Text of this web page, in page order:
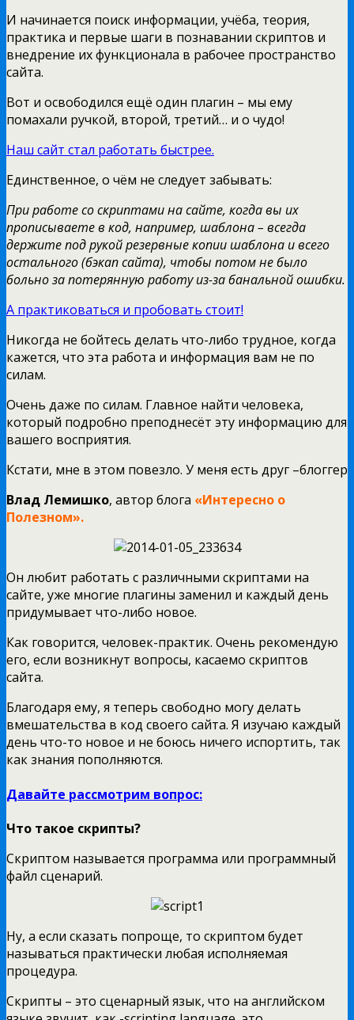
И начинается поиск информации, учёба, теория,
практика и первые шаги в познавании скриптов и
внедрение их функционала в рабочее пространство
сайта.
Вот и освободился ещё один плагин – мы ему
помахали ручкой, второй, третий… и о чудо!
Наш сайт стал работать быстрее.
Единственное, о чём не следует забывать:
При работе со скриптами на сайте, когда вы их
прописываете в код, например, шаблона – всегда
держите под рукой резервные копии шаблона и всего
остального (бэкап сайта), чтобы потом не было
больно за потерянную работу из-за банальной ошибки.
А практиковаться и пробовать стоит!
Никогда не бойтесь делать что-либо трудное, когда
кажется, что эта работа и информация вам не по
силам.
Очень даже по силам. Главное найти человека,
который подробно преподнесёт эту информацию для
вашего восприятия.
Кстати, мне в этом повезло. У меня есть друг –блоггер
Влад Лемишко, автор блога «Интересно о
Полезном».
Он любит работать с различными скриптами на
сайте, уже многие плагины заменил и каждый день
придумывает что-либо новое.
Как говорится, человек-практик. Очень рекомендую
его, если возникнут вопросы, касаемо скриптов
сайта.
Благодаря ему, я теперь свободно могу делать
вмешательства в код своего сайта. Я изучаю каждый
день что-то новое и не боюсь ничего испортить, так
как знания пополняются.
Давайте рассмотрим вопрос:
Что такое скрипты?
Скриптом называется программа или программный
файл сценарий.
Ну, а если сказать попроще, то скриптом будет
называться практически любая исполняемая
процедура.
Скрипты – это сценарный язык, что на английском